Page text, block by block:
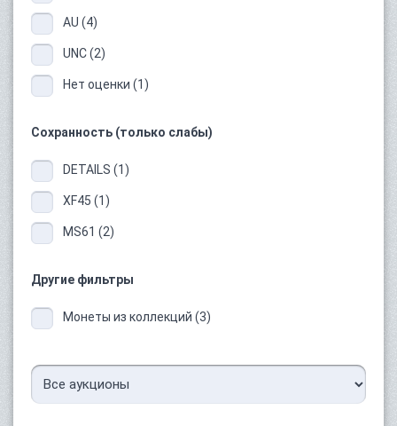
AU (4)
UNC (2)
Нет оценки (1)
Сохранность (только слабы)
DETAILS (1)
XF45 (1)
MS61 (2)
Другие фильтры
Монеты из коллекций (3)